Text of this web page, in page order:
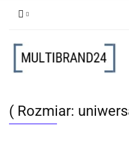
( Rozmiar: